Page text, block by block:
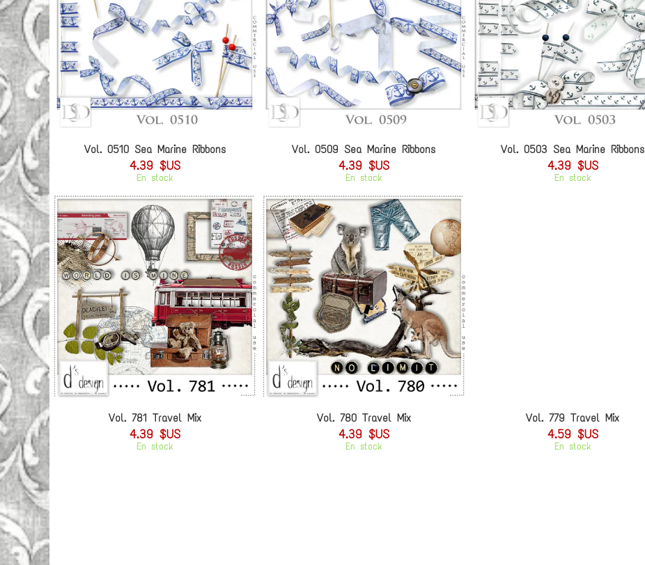
Vol. 0510 Sea Marine Ribbons
4.39 $US
En stock
Vol. 0509 Sea Marine Ribbons
4.39 $US
En stock
Vol. 0503 Sea Marine Ribbons
4.39 $US
En stock
Vol. 781 Travel Mix
4.39 $US
En stock
Vol. 780 Travel Mix
4.39 $US
En stock
Vol. 779 Travel Mix
4.59 $US
En stock